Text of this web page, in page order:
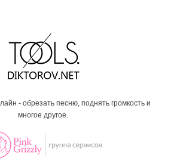
- обрезать песню, поднять громкость и
многое другое.